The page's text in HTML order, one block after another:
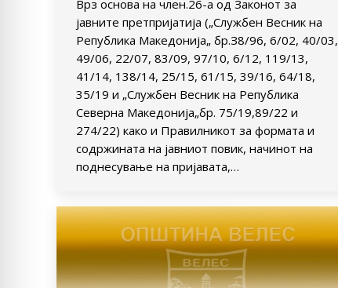
Врз основа на член.26-а од Законот за
јавните претпријатија („Службен Весник на
Република Македонија„ бр.З8/96, 6/02, 40/03,
49/06, 22/07, 83/09, 97/10, 6/12, 119/13,
41/14, 138/14, 25/15, 61/15, 39/16, 64/18,
35/19 и „Службен Весник на Република
Северна Македонија„бр. 75/19,89/22 и
274/22) како и Правилникот за формата и
содржината на јавниот повик, начинот на
поднесување на пријавата,…